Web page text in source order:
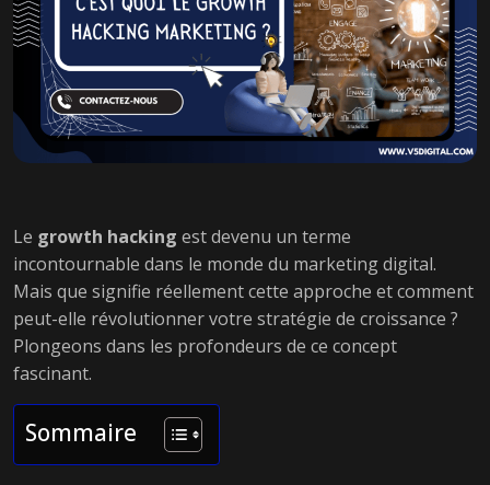
Le growth hacking est devenu un terme
incontournable dans le monde du marketing digital.
Mais que signifie réellement cette approche et comment
peut-elle révolutionner votre stratégie de croissance ?
Plongeons dans les profondeurs de ce concept
fascinant.
Sommaire